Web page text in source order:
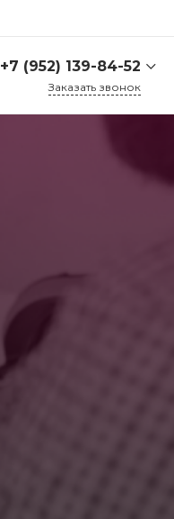
+7 (952) 139-84-52
Заказать звонок